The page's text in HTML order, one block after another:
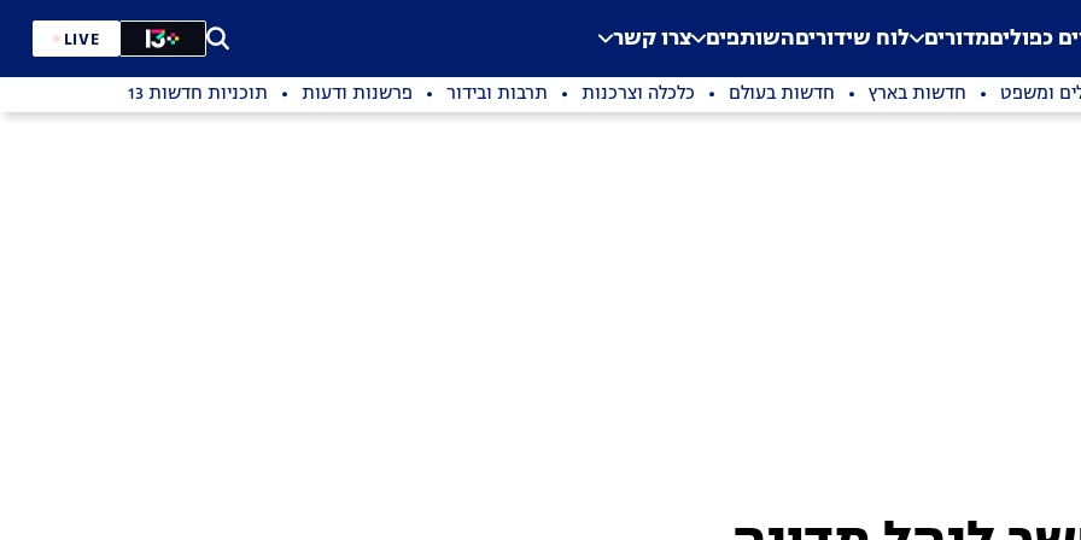
Application error: a
. כפוליםמדורים לוח שידוריםהשותפים צרו קשר LIVE
ומשפט חדשות בארץ חדשות בעולם כלכלה וצרכנות תרבות ובידור פרשנות ודעות תוכניות חדשות 13